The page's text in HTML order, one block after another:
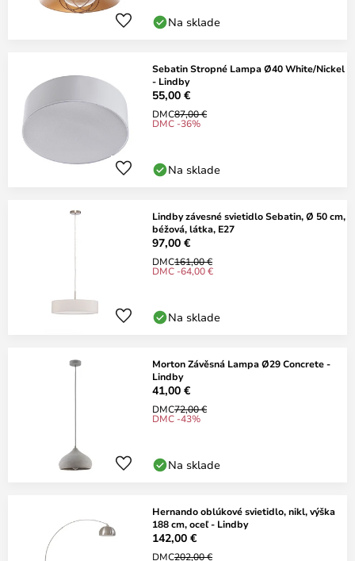
Na sklade
Sebatin Stropné Lampa Ø40 White/Nickel
- Lindby
55,00 €
DMC87,00 €
DMC -36%
Na sklade
Lindby závesné svietidlo Sebatin, Ø 50 cm,
béžová, látka, E27
97,00 €
DMC161,00 €
DMC -64,00 €
Na sklade
Morton Závěsná Lampa Ø29 Concrete -
Lindby
41,00 €
DMC72,00 €
DMC -43%
Na sklade
Hernando oblúkové svietidlo, nikl, výška
188 cm, oceľ - Lindby
142,00 €
DMC202,00 €